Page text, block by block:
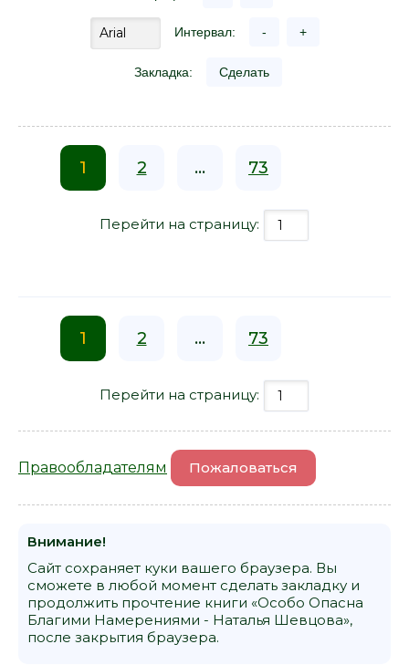
Интервал: - +
Закладка: Сделать
1 2 ... 73
Перейти на страницу:
1 2 ... 73
Перейти на страницу:
Правообладателям Пожаловаться
Внимание!
Сайт сохраняет куки вашего браузера. Вы
сможете в любой момент сделать закладку и
продолжить прочтение книги «Особо Опасна
Благими Намерениями - Наталья Шевцова»,
после закрытия браузера.